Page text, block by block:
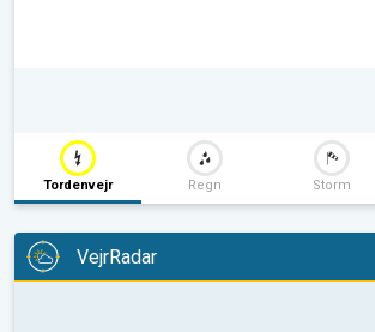
Tordenvejr Regn Storm
VejrRadar